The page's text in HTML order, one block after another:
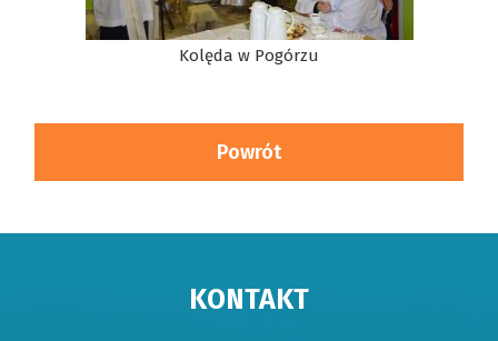
Kolęda w Pogórzu
Powrót
KONTAKT